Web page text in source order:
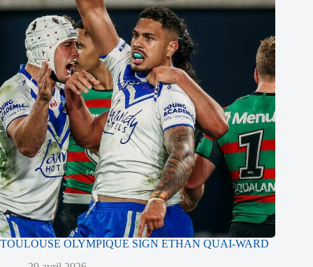
TOULOUSE OLYMPIQUE SIGN ETHAN QUAI-WARD